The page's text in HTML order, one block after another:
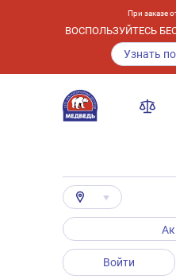
При заказе
ВОСПОЛЬЗУЙТЕСЬ
Узнать
Войти